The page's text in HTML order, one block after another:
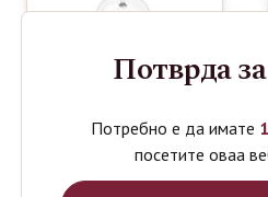
Потврда
Потребно е да имате
посетите оваа